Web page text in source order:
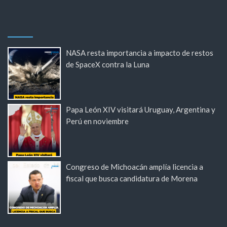
NASA resta importancia a impacto de restos
de SpaceX contra la Luna
Papa León XIV visitará Uruguay, Argentina y
Perú en noviembre
Congreso de Michoacán amplía licencia a
fiscal que busca candidatura de Morena